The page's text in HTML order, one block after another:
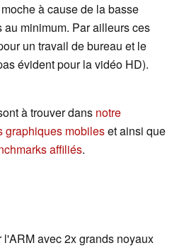
à cause de la basse
minimum. Par ailleurs ces
un travail de bureau et le
évident pour la vidéo HD).
à trouver dans notre
graphiques mobileset ainsi que
affiliés.
avec 2x grands noyaux